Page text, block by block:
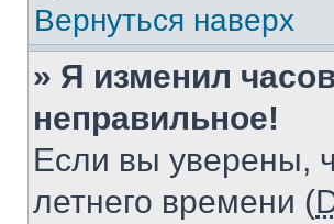
Вернуться наверх
» Я изменил
неправильное!
Если вы уверены,
летнего времени (